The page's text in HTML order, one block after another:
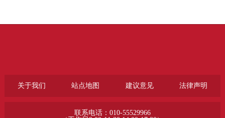
关于我们 站点地图 建议意见 法律声明
联系电话：010-55529966